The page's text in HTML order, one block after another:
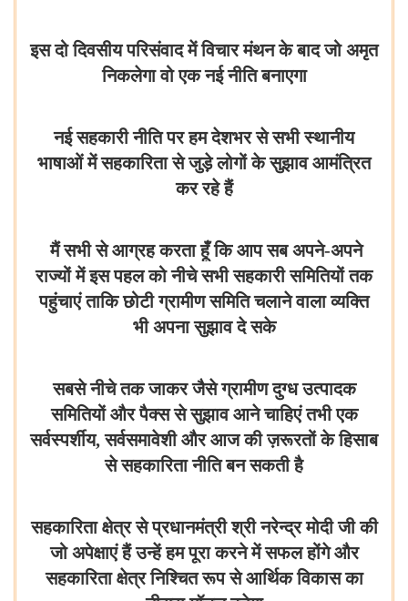
इस दो दिवसीय परिसंवाद में विचार मंथन के बाद जो अमृत
निकलेगा वो एक नई नीति बनाएगा
नई सहकारी नीति पर हम देशभर से सभी स्थानीय
भाषाओं में सहकारिता से जुड़े लोगों के सुझाव आमंत्रित
कर रहे हैं
मैं सभी से आग्रह करता हूँ कि आप सब अपने-अपने
राज्यों में इस पहल को नीचे सभी सहकारी समितियों तक
पहुंचाएं ताकि छोटी ग्रामीण समिति चलाने वाला व्यक्ति
भी अपना सुझाव दे सके
सबसे नीचे तक जाकर जैसेग्रामीण दुग्ध उत्पादक
समितियों और पैक्स से सुझाव आने चाहिएं तभी एक
सर्वस्पर्शीय, सर्वसमावेशी और आज की ज़रूरतों के हिसाब
से सहकारिता नीति बन सकती है
सहकारिता क्षेत्र से प्रधानमंत्री श्री नरेन्द्र मोदी जी की
जो अपेक्षाएं हैं उन्हें हम पूरा करने में सफल होंगे और
सहकारिता क्षेत्र निश्चित रूप से आर्थिक विकास का